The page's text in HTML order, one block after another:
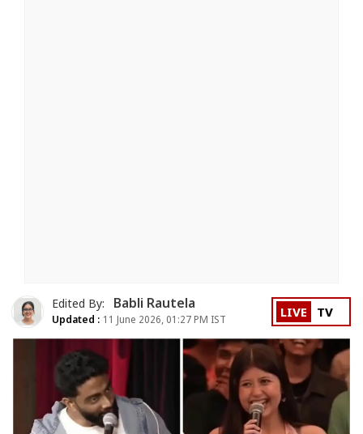
Edited By: Babli Rautela
Updated : 11 June 2026, 01:27 PM IST LIVE TV